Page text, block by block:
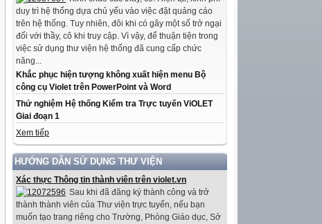
duy trì hệ thống dựa chủ yếu vào việc đặt quảng cáo
trên hệ thống. Tuy nhiên, đôi khi có gây một số trở ngại
đối với thầy, cô khi truy cập. Vì vậy, để thuận tiện trong
việc sử dụng thư viện hệ thống đã cung cấp chức
năng...
Khắc phục hiện tượng không xuất hiện menu Bộ
công cụ Violet trên PowerPoint và Word
Thử nghiệm Hệ thống Kiểm tra Trực tuyến ViOLET
Giai đoạn 1
Xem tiếp
HƯỚNG DẪN SỬ DỤNG THƯ VIỆN
Xác thực Thông tin thành viên trên violet.vn
Sau khi đã đăng ký thành công và trở
thành thành viên của Thư viện trực tuyến, nếu bạn
muốn tạo trang riêng cho Trường, Phòng Giáo dục, Sở